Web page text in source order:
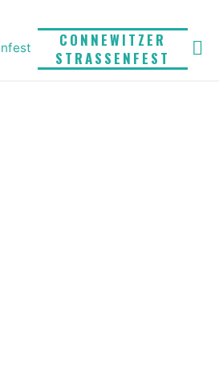
CONNEWITZER
STRASSENFEST